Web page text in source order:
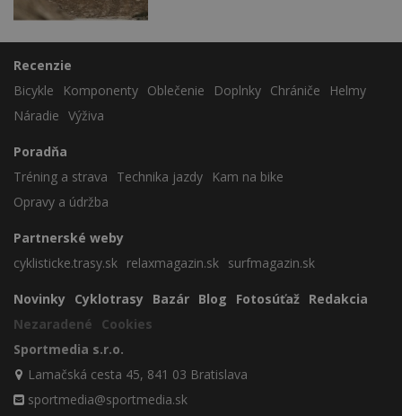
Recenzie
Bicykle
Komponenty Oblečenie Doplnky Chrániče
Helmy
Náradie Výživa
Poradňa
Tréning a strava
Technika jazdy
Kam na bike
Opravy a údržba
Partnerské weby
cyklisticke.trasy.sk relaxmagazin.sk surfmagazin.sk
Novinky Cyklotrasy Bazár Blog Fotosúťaž Redakcia
Nezaradené
Cookies
Sportmedia s.r.o.
Lamačská cesta 45, 841 03 Bratislava
sportmedia@sportmedia.sk